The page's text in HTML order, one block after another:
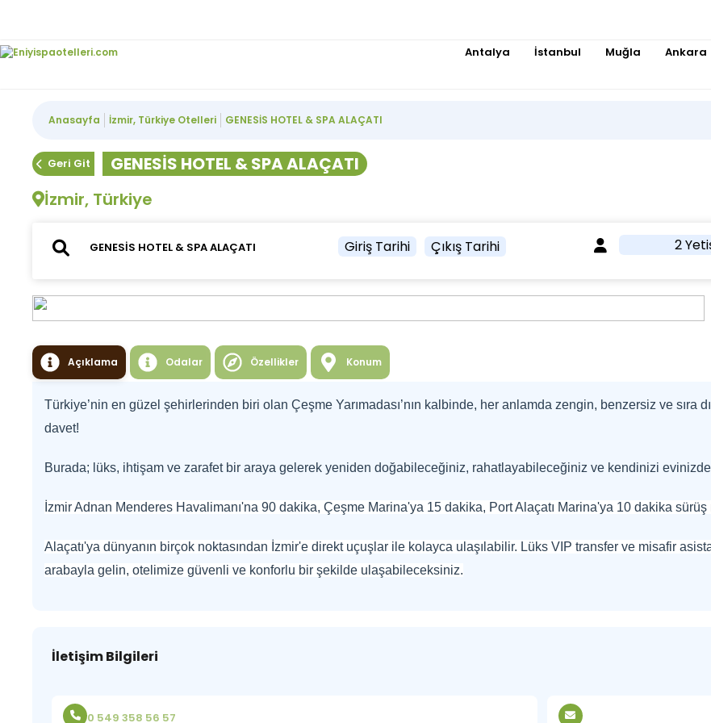
Antalya İstanbul Muğla Ankara
Anasayfa İzmir, Türkiye Otelleri GENESİS HOTEL & SPA ALAÇATI
Geri Git
GENESİS HOTEL & SPA ALAÇATI
İzmir, Türkiye
Giriş Tarihi Çıkış Tarihi 2
Açıklama Odalar Özellikler Konum
Türkiye’nin en güzel şehirlerinden biri olan Çeşme Yarımadası’nın kalbinde, her anlamda zengin, benzersiz ve sıra
davet!
Burada; lüks, ihtişam ve zarafet bir araya gelerek yeniden doğabileceğiniz, rahatlayabileceğiniz ve kendinizi
İzmir Adnan Menderes Havalimanı'na 90 dakika, Çeşme Marina'ya 15 dakika, Port Alaçatı Marina'ya 10 dakika
Alaçatı'ya dünyanın birçok noktasından İzmir'e direkt uçuşlar ile kolayca ulaşılabilir. Lüks VIP transfer ve misafir
arabayla gelin, otelimize güvenli ve konforlu bir şekilde ulaşabileceksiniz.
İletişim Bilgileri
0 549 358 56 57